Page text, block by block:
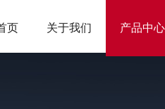
页 关于我们 产品中心